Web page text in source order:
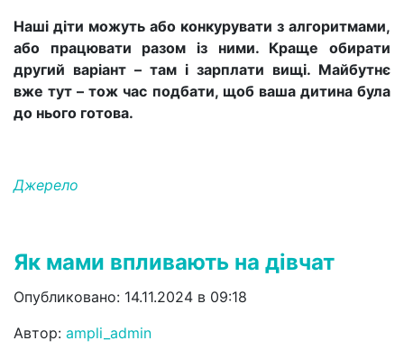
Наші діти можуть або конкурувати з алгоритмами,
або працювати разом із ними. Краще обирати
другий варіант – там і зарплати вищі. Майбутнє
вже тут – тож час подбати, щоб ваша дитина була
до нього готова.
Джерело
Як мами впливають на дівчат
Опубликовано: 14.11.2024 в 09:18
Автор: ampli_admin